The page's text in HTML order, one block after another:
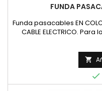
FUNDA
Funda pasacables EN
CABLE ELECTRICO.
Precio por metro
cesta

